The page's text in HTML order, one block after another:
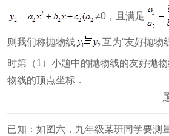
≠0，且满足
则我们称抛物线 互为“友好抛物
时第（1）小题中的抛物线的友好抛
物线的顶点坐标．
已知：如图六，九年级某班同学要测